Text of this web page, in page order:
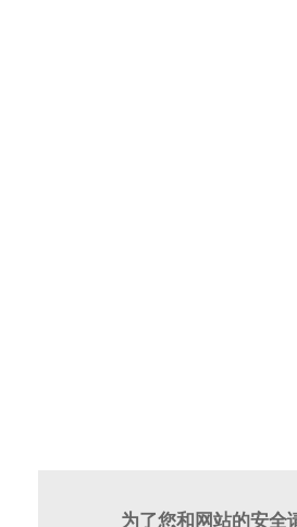
为了您和网站的安全